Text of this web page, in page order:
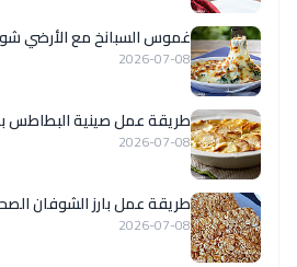
غموس السبانخ مع الأرضي
2026-07-08
طريقة عمل صينية البطاطس
2026-07-08
طريقة عمل بارز الشوفان
2026-07-08